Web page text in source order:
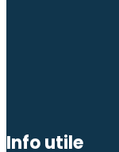
Info utile